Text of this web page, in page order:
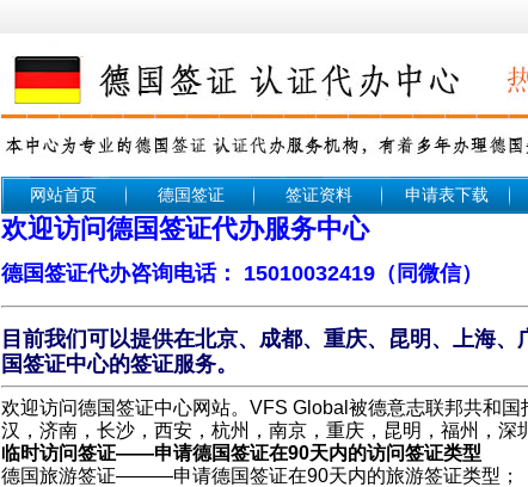
网站首页 德国签证 签证资料 申请表下载
欢迎访问德国签证代办服务中心中智法签
德国签证代办咨询电话： 15010032419（同微信）
目前我们可以提供在北京、成都、重庆、昆明、上海
国签证中心的签证服务。
欢迎访问德国签证中心网站。VFS Global被德意志联邦共和
汉，济南，长沙，西安，杭州，南京，重庆，昆明，福州，深
临时访问签证——申请德国签证在90天内的访问签证类型
德国旅游签证———申请德国签证在90天内的旅游签证类型；